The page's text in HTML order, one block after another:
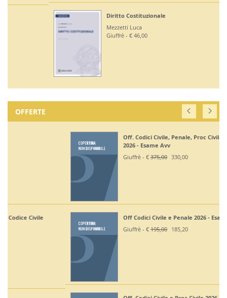
Diritto Costituzionale
Mezzetti Luca
Giuffrè - € 46,00
Off. Codici Civile, Penale, Proc Civile, Proc Penale
Giuffrè - €375,00
Off Codici Civile e Penale 2026 - Esame Avvocato
Giuffrè - €195,00
Off. Codici Civile e Proc Civile 2026 - Esame Avvocato